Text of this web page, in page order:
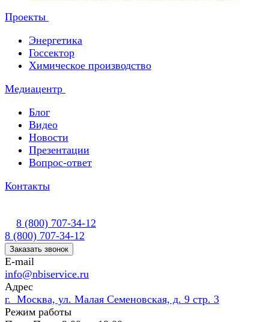
Проекты
Энергетика
Госсектор
Химическое производство
Медиацентр
Блог
Видео
Новости
Презентации
Вопрос-ответ
Контакты
8 (800) 707-34-12
8 (800) 707-34-12
Заказать звонок
E-mail
info@nbiservice.ru
Адрес
г. Москва, ул. Малая Семеновская, д. 9 стр. 3
Режим работы